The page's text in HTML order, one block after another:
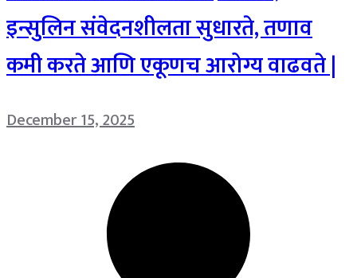
इन्सुलिन संवेदनशीलता सुधारते, तणाव
कमी करते आणि एकूणच आरोग्य वाढवते |
December 15, 2025